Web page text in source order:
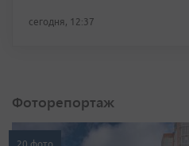
сегодня, 12:37
Фоторепортаж